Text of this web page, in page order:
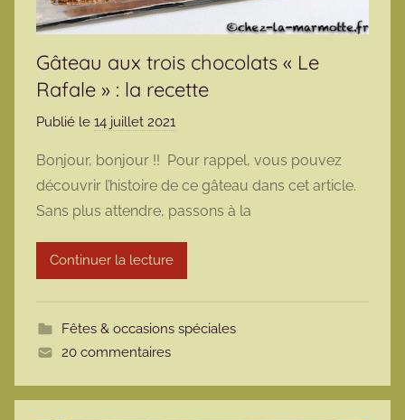
Gâteau aux trois chocolats « Le
Rafale » : la recette
Publié le 14 juillet 2021
r
m
a
r
t
Bonjour, bonjour !! Pour rappel, vous pouvez
découvrir l’histoire de ce gâteau dans cet article.
Sans plus attendre, passons à la
Continuer la lecture
Fêtes & occasions spéciales
20 commentaires